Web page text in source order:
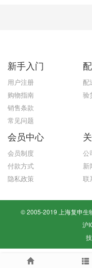
新手入门
用户注册
购物指南
销售条款
常见问题
配
验
会员中心
会员制度
付款方式
隐私政策
公
新
联
© 2005-2019 上海复申生
沪